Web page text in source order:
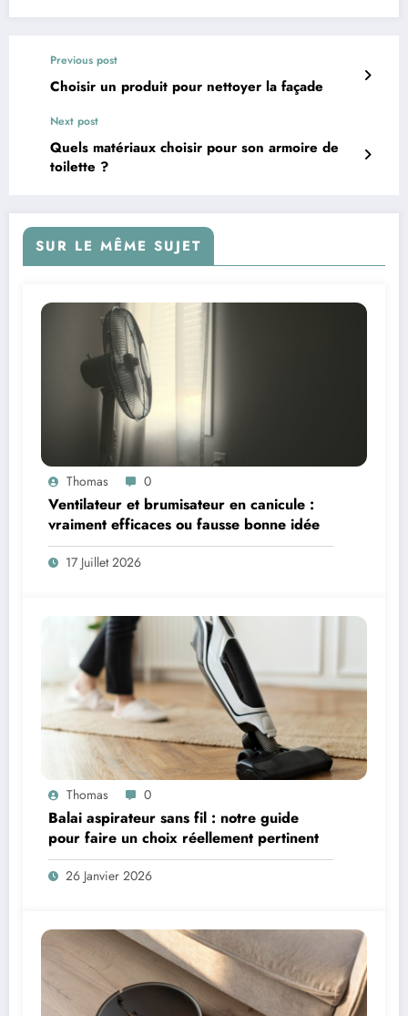
Previous post
Choisir un produit pour nettoyer la façade
Next post
Quels matériaux choisir pour son armoire de
toilette ?
SUR LE MÊME SUJET
Thomas 0
Ventilateur et brumisateur en canicule :
vraiment efficaces ou fausse bonne idée
17 Juillet 2026
Thomas 0
Balai aspirateur sans fil : notre guide
pour faire un choix réellement pertinent
26 Janvier 2026